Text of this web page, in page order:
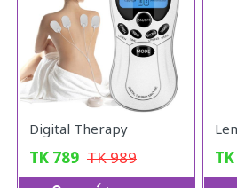
Digital Therapy
TK 789 TK989 TK